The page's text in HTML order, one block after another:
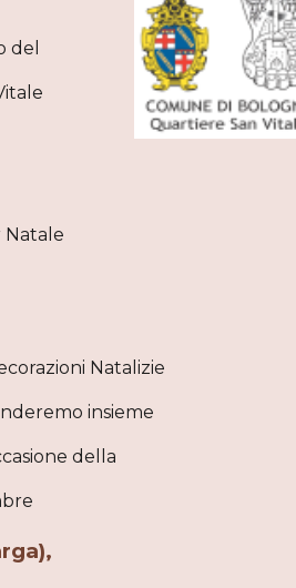
del
Natale
Natalizie
insieme
della